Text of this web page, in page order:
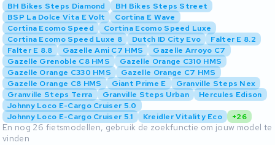
BH Bikes Steps Diamond
BH Bikes Steps Street
BSP La Dolce Vita E Volt
Cortina E Wave
Cortina Ecomo Speed
Cortina Ecomo Speed Luxe
Cortina Ecomo Speed Luxe 8
Dutch ID City Evo
Falter E 8.2
Falter E 8.8
Gazelle Ami C7 HMS
Gazelle Arroyo C7
Gazelle Grenoble C8 HMS
Gazelle Orange C310 HMS
Gazelle Orange C330 HMS
Gazelle Orange C7 HMS
Gazelle Orange C8 HMS
Giant Prime E
Granville Steps Nex
Granville Steps Terra
Granville Steps Urban
Hercules Edison
Johnny Loco E-Cargo Cruiser 5.0
Johnny Loco E-Cargo Cruiser 5.1
Kreidler Vitality Eco +26
En nog 26 fietsmodellen, gebruik de zoekfunctie om jouw model te
vinden